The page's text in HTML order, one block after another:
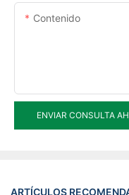
Contenido
ENVIAR CONSULTA
ARTÍCULOS